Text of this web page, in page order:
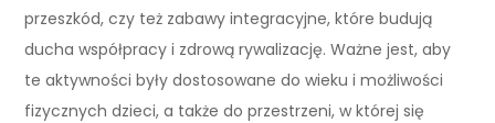
przeszkód, czy też zabawy integracyjne, które budują
ducha współpracy i zdrową rywalizację. Ważne jest, aby
te aktywności były dostosowane do wieku i możliwości
fizycznych dzieci, a także do przestrzeni, w której się